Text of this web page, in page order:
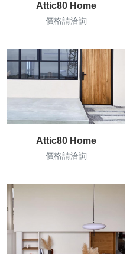
Attic80 Home
價格請洽詢
Attic80 Home
價格請洽詢